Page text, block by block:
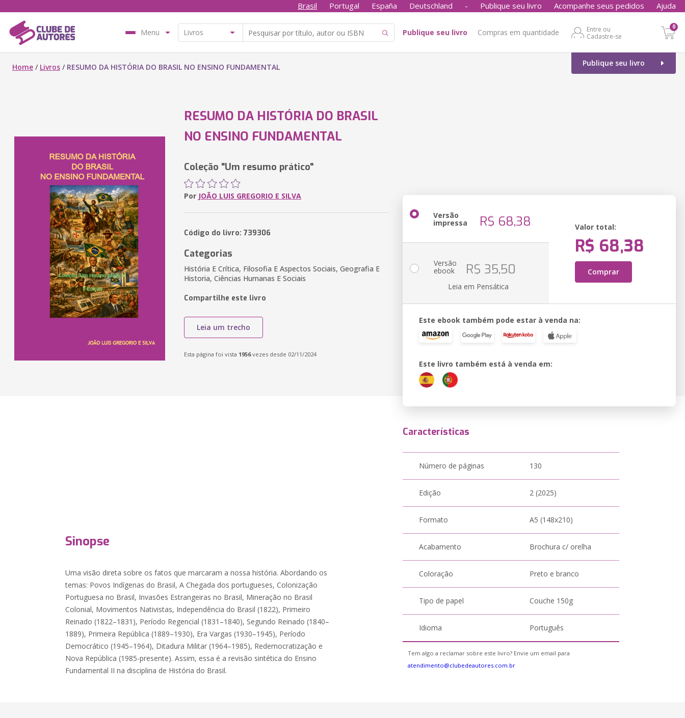
Brasil Portugal España Deutschland - Publique seu livro Acompanhe seus pedidos Ajuda
Menu Publique seu livro Compras em quantidade
Entre ou
Cadastre-se
0
Publique seu livro
Home / Livros / RESUMO DA HISTÓRIA DO BRASIL NO ENSINO FUNDAMENTAL
RESUMO DA HISTÓRIA DO BRASIL
NO ENSINO FUNDAMENTAL
Coleção "Um resumo prático"
Por JOÃO LUIS GREGORIO E SILVA
Código do livro: 739306
Categorias
História E Crítica, Filosofia E Aspectos Sociais, Geografia E
Historia, Ciências Humanas E Sociais
Compartilhe este livro
Leia um trecho
Esta página foi vista 1956vezes desde 02/11/2024
Versão
impressa R$ 68,38 Valor total:
R$ 68,38
Comprar
Versão
ebook R$ 35,50
Leia em Pensática
Este ebook também pode estar à venda na:
Este livro também está à venda em:
Sinopse
Uma visão direta sobre os fatos que marcaram a nossa história. Abordando os
temas: Povos Indígenas do Brasil, A Chegada dos portugueses, Colonização
Portuguesa no Brasil, Invasões Estrangeiras no Brasil, Mineração no Brasil
Colonial, Movimentos Nativistas, Independência do Brasil (1822), Primeiro
Reinado (1822–1831), Período Regencial (1831–1840), Segundo Reinado (1840–
1889), Primeira República (1889–1930), Era Vargas (1930–1945), Período
Democrático (1945–1964), Ditadura Militar (1964–1985), Redemocratização e
Nova República (1985-presente). Assim, essa é a revisão sintética do Ensino
Fundamental II na disciplina de História do Brasil.
Características
Número de páginas 130
Edição 2 (2025)
Formato A5 (148x210)
Acabamento Brochura c/ orelha
Coloração Preto e branco
Tipo de papel Couche 150g
Idioma Português
Tem algo a reclamar sobre este livro? Envie um email para
atendimento@clubedeautores.com.br